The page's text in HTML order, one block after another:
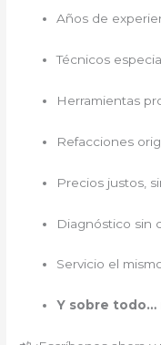
Años de
Técnicos
Herramientas
Refacciones
Precios justos,
Diagnóstico sin
Servicio el
Y sobre todo…